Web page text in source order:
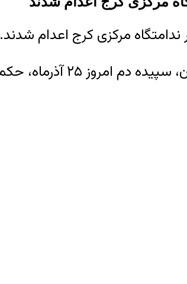
ندامتگاه مرکزی کرج اعدام شدند.